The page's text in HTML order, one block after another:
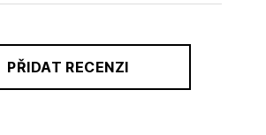
PŘIDAT RECENZI